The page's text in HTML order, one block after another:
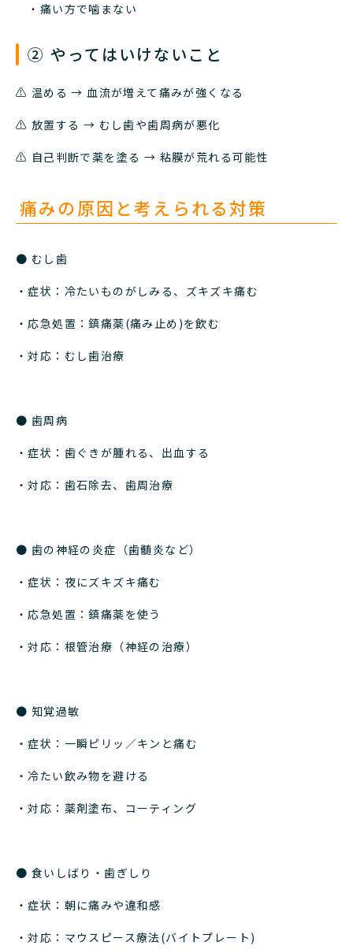
・痛い方で噛まない
② やってはいけないこと
⚠ 温める → 血流が増えて痛みが強くなる
⚠ 放置する → むし歯や歯周病が悪化
⚠ 自己判断で薬を塗る → 粘膜が荒れる可能性
痛みの原因と考えられる対策
● むし歯
・症状：冷たいものがしみる、ズキズキ痛む
・応急処置：鎮痛薬(痛み止め)を飲む
・対応：むし歯治療
● 歯周病
・症状：歯ぐきが腫れる、出血する
・対応：歯石除去、歯周治療
● 歯の神経の炎症（歯髄炎など）
・症状：夜にズキズキ痛む
・応急処置：鎮痛薬を使う
・対応：根管治療（神経の治療）
● 知覚過敏
・症状：一瞬ピリッ／キンと痛む
・冷たい飲み物を避ける
・対応：薬剤塗布、コーティング
● 食いしばり・歯ぎしり
・症状：朝に痛みや違和感
・対応：マウスピース療法(バイトプレート)